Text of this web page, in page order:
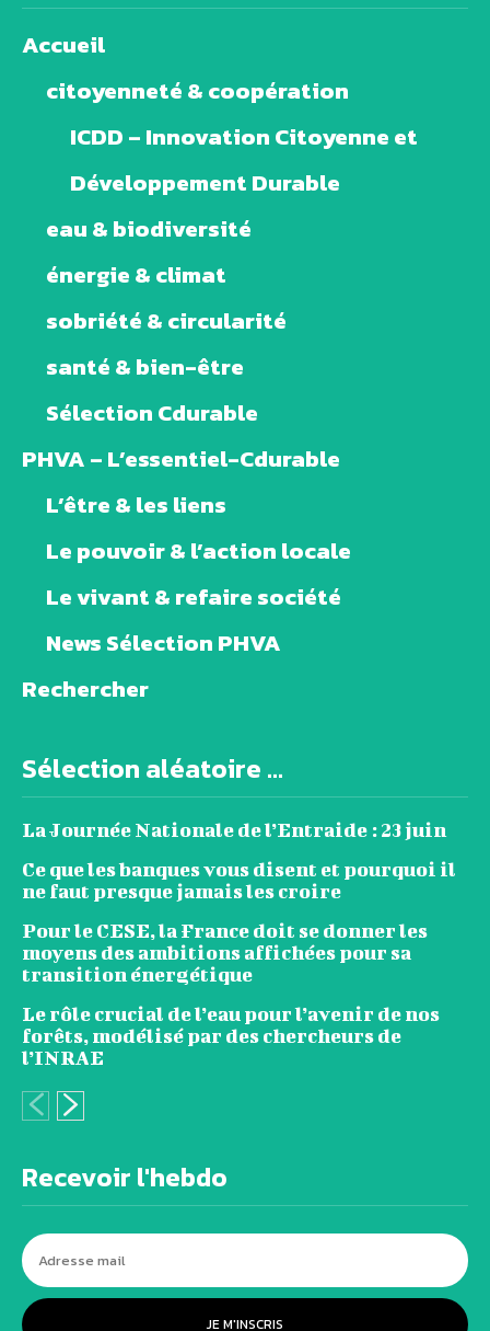
Accueil
citoyenneté & coopération
ICDD – Innovation Citoyenne et
Développement Durable
eau & biodiversité
énergie & climat
sobriété & circularité
santé & bien-être
Sélection Cdurable
PHVA – L’essentiel-Cdurable
L’être & les liens
Le pouvoir & l’action locale
Le vivant & refaire société
News Sélection PHVA
Rechercher
Sélection aléatoire ...
La Journée Nationale de l’Entraide : 23 juin
Ce que les banques vous disent et pourquoi il
ne faut presque jamais les croire
Pour le CESE, la France doit se donner les
moyens des ambitions affichées pour sa
transition énergétique
Le rôle crucial de l’eau pour l’avenir de nos
forêts, modélisé par des chercheurs de
l’INRAE
Recevoir l'hebdo
JE M'INSCRIS